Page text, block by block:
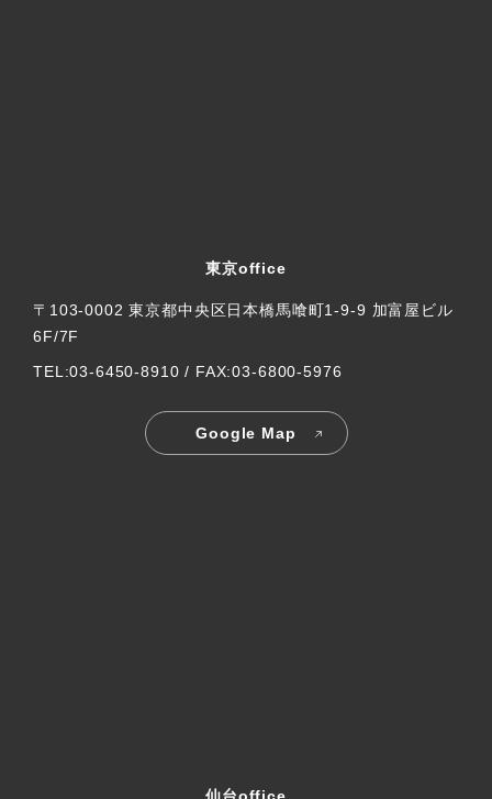
東京office
〒103-0002 東京都中央区日本橋馬喰町1-9-9 加富屋ビル
6F/7F
TEL:03-6450-8910 / FAX:03-6800-5976
Google Map